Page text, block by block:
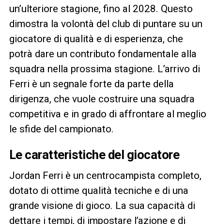
un’ulteriore stagione, fino al 2028. Questo
dimostra la volontà del club di puntare su un
giocatore di qualità e di esperienza, che
potrà dare un contributo fondamentale alla
squadra nella prossima stagione. L’arrivo di
Ferri è un segnale forte da parte della
dirigenza, che vuole costruire una squadra
competitiva e in grado di affrontare al meglio
le sfide del campionato.
Le caratteristiche del giocatore
Jordan Ferri è un centrocampista completo,
dotato di ottime qualità tecniche e di una
grande visione di gioco. La sua capacità di
dettare i tempi, di impostare l’azione e di